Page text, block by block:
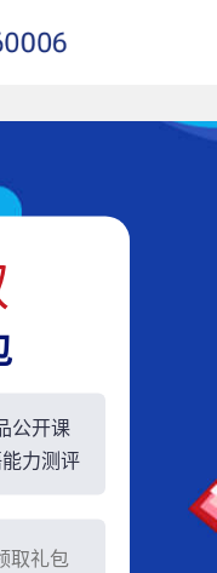
公开课
力测评